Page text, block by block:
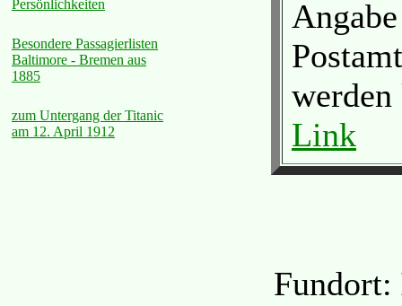
Persönlichkeiten
Besondere Passagierlisten
Baltimore - Bremen aus
1885
zum Untergang der Titanic
am 12. April 1912
Link
Fundort: